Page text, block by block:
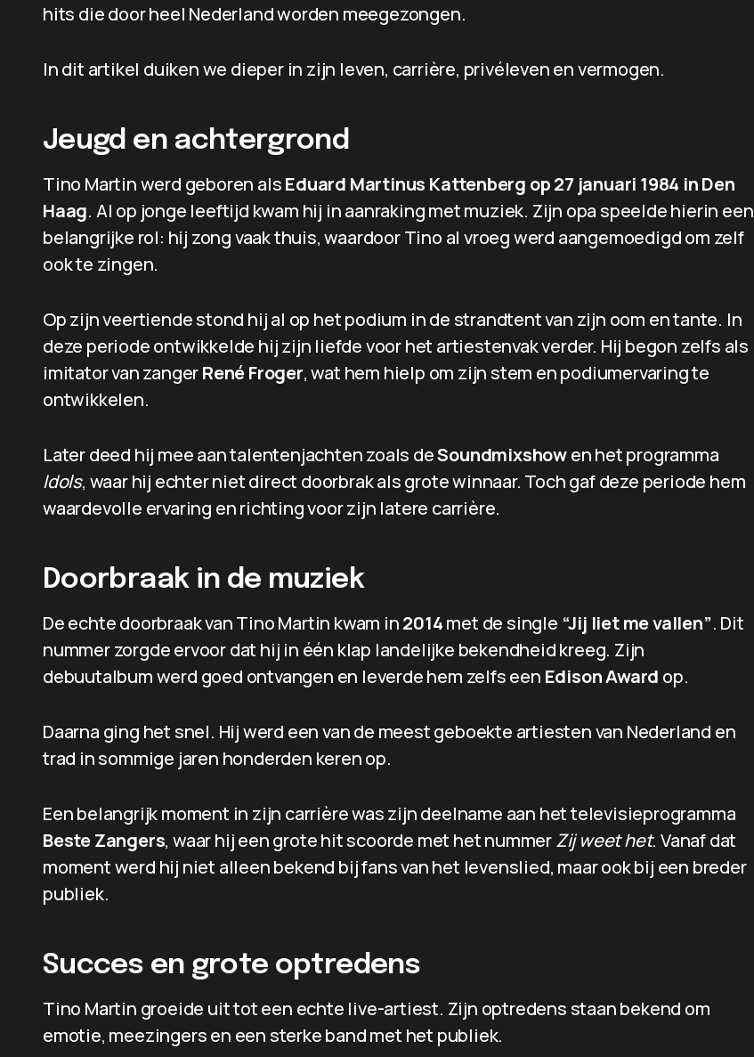
hits die door heel Nederland worden meegezongen.
In dit artikel duiken we dieper in zijn leven, carrière, privéleven en vermogen.
Jeugd en achtergrond
Tino Martin werd geboren alsEduard Martinus Kattenberg op 27 januari 1984 in Den
Haag. Al op jonge leeftijd kwam hij in aanraking met muziek. Zijn opa speelde hierin een
belangrijke rol: hij zong vaak thuis, waardoor Tino al vroeg werd aangemoedigd om zelf
ook te zingen.
Op zijn veertiende stond hij al op het podium in de strandtent van zijn oom en tante. In
deze periode ontwikkelde hij zijn liefde voor het artiestenvak verder. Hij begon zelfs als
imitator van zangerRené Froger, wat hem hielp om zijn stem en podiumervaring te
ontwikkelen.
Later deed hij mee aan talentenjachten zoals deSoundmixshowen het programma
Idols, waar hij echter niet direct doorbrak als grote winnaar. Toch gaf deze periode hem
waardevolle ervaring en richting voor zijn latere carrière.
Doorbraak in de muziek
De echte doorbraak van Tino Martin kwam in2014met de single “Jij liet me vallen”. Dit
nummer zorgde ervoor dat hij in één klap landelijke bekendheid kreeg. Zijn
debuutalbum werd goed ontvangen en leverde hem zelfs een Edison Award op.
Daarna ging het snel. Hij werd een van de meest geboekte artiesten van Nederland en
trad in sommige jaren honderden keren op.
Een belangrijk moment in zijn carrière was zijn deelname aan het televisieprogramma
Beste Zangers, waar hij een grote hit scoorde met het nummerZij weet het. Vanaf dat
moment werd hij niet alleen bekend bij fans van het levenslied, maar ook bij een breder
publiek.
Succes en grote optredens
Tino Martin groeide uit tot een echte live-artiest. Zijn optredens staan bekend om
emotie, meezingers en een sterke band met het publiek.